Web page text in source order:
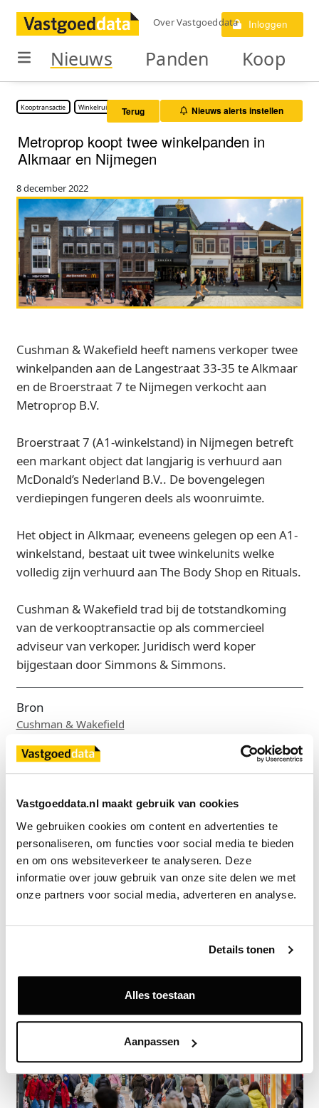
Vastgoeddata.nl maakt gebruik van cookies
We gebruiken cookies om content en advertenties te
personaliseren, om functies voor social media te bieden
en om ons websiteverkeer te analyseren. Deze
informatie over jouw gebruik van onze site delen we met
onze partners voor social media, adverteren en analyse.
Details tonen
Alles toestaan
Aanpassen
Over Vastgoeddata Inloggen
Nieuws Panden Koop
Kooptransactie Winkelruimte Terug Nieuws alerts instellen
Metroprop koopt twee winkelpanden in
Alkmaar en Nijmegen
8 december 2022
Cushman & Wakefield heeft namens verkoper twee
winkelpanden aan de Langestraat 33-35 te Alkmaar
en de Broerstraat 7 te Nijmegen verkocht aan
Metroprop B.V.
Broerstraat 7 (A1-winkelstand) in Nijmegen betreft
een markant object dat langjarig is verhuurd aan
McDonald’s Nederland B.V.. De bovengelegen
verdiepingen fungeren deels als woonruimte.
Het object in Alkmaar, eveneens gelegen op een A1-
winkelstand, bestaat uit twee winkelunits welke
volledig zijn verhuurd aan The Body Shop en Rituals.
Cushman & Wakefield trad bij de totstandkoming
van de verkooptransactie op als commercieel
adviseur van verkoper. Juridisch werd koper
bijgestaan door Simmons & Simmons.
Bron
Cushman & Wakefield
Zie direct welke partijen en panden betrokken zijn bij dit nieuws.
Deze informatie is alleen beschikbaar voor licentiehouders van
Vastgoeddata.
Vraag een demo aan
Gerelateerde nieuwsberichten